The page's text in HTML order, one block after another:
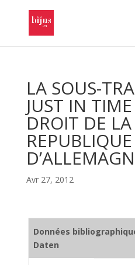
LA SOUS-
JUST IN
DROIT DE LA
Avr 27, 2012
Données
Daten